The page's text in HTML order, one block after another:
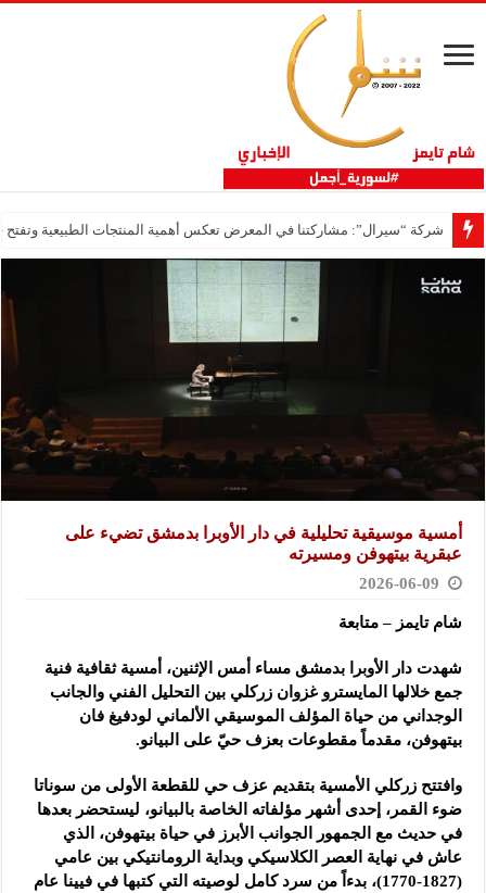
شركة “سيرال”: مشاركتنا في المعرض تعكس أهمية المنتجات الطبيعية وتفتح
أمسية موسيقية تحليلية في دار الأوبرا بدمشق تضيء على
عبقرية بيتهوفن ومسيرته
2026-06-09
شام تايمز – متابعة
شهدت دار الأوبرا بدمشق مساء أمس الإثنين، أمسية ثقافية فنية
جمع خلالها المايسترو غزوان زركلي بين التحليل الفني والجانب
الوجداني من حياة المؤلف الموسيقي الألماني لودفيغ فان
بيتهوفن، مقدماً مقطوعات بعزف حيّ على البيانو.
وافتتح زركلي الأمسية بتقديم عزف حي للقطعة الأولى من سوناتا
ضوء القمر، إحدى أشهر مؤلفاته الخاصة بالبيانو، ليستحضر بعدها
في حديث مع الجمهور الجوانب الأبرز في حياة بيتهوفن، الذي
عاش في نهاية العصر الكلاسيكي وبداية الرومانتيكي بين عامي
(1827-1770)، بدءاً من سرد كامل لوصيته التي كتبها في فيينا عام